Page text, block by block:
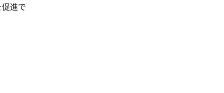
進で